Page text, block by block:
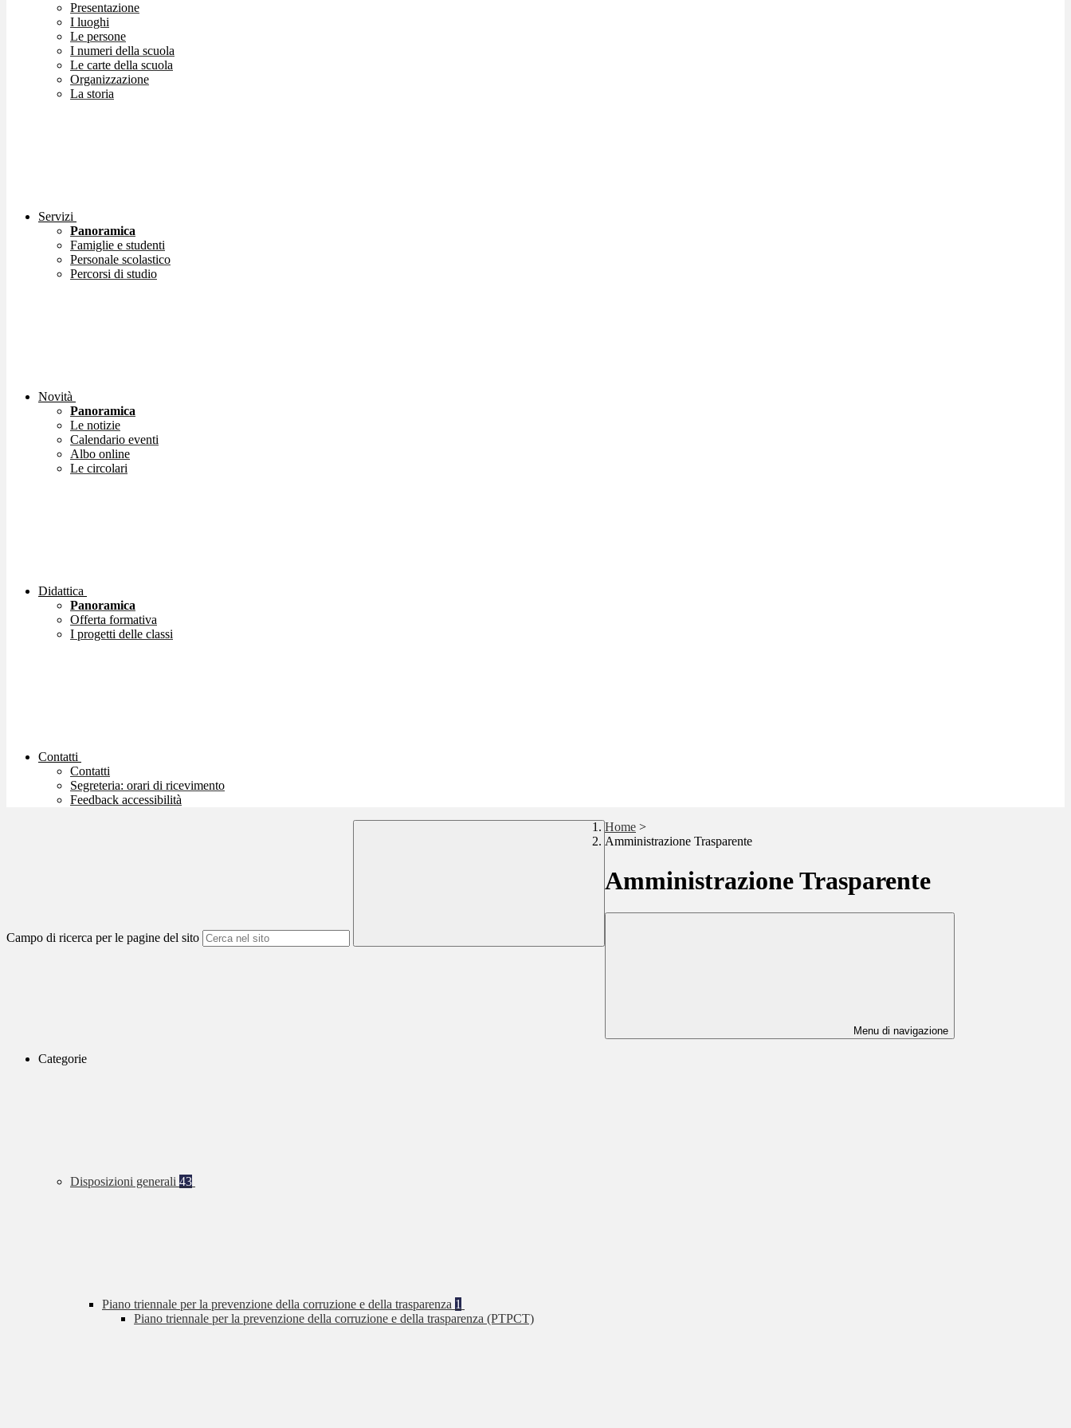
Presentazione
I luoghi
Le persone
I numeri della scuola
Le carte della scuola
Organizzazione
La storia
Servizi
Panoramica
Famiglie e studenti
Personale scolastico
Percorsi di studio
Novità
Panoramica
Le notizie
Calendario eventi
Albo online
Le circolari
Didattica
Panoramica
Offerta formativa
I progetti delle classi
Contatti
Contatti
Segreteria: orari di ricevimento
Feedback accessibilità
Campo di ricerca per le pagine del sito
Home >
Amministrazione Trasparente
Amministrazione Trasparente
Menu di navigazione
Categorie
Disposizioni generali 43
Piano triennale per la prevenzione della corruzione e della trasparenza 1
Piano triennale per la prevenzione della corruzione e della trasparenza (PTPCT)